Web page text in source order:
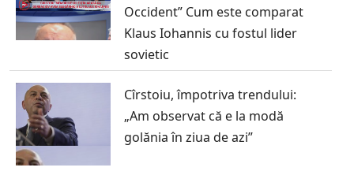
Occident” Cum este comparat
Klaus Iohannis cu fostul lider
sovietic
Cîrstoiu, împotriva trendului:
„Am observat că e la modă
golănia în ziua de azi”